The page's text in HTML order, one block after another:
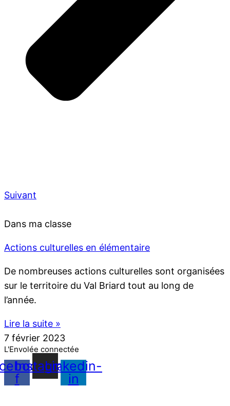
Suivant
Dans ma classe
Actions culturelles en élémentaire
De nombreuses actions culturelles sont organisées
sur le territoire du Val Briard tout au long de
l’année.
Lire la suite »
7 février 2023
L'Envolée connectée
f
Instagram
Linkedin-
in